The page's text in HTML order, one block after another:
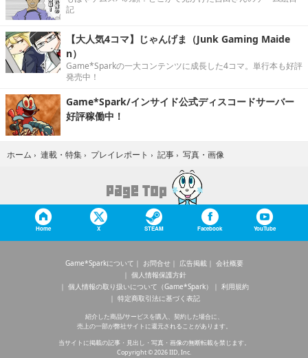
記
【大人気4コマ】じゃんげま（Junk Gaming Maide
n）
Game*Sparkの一大コンテンツに成長した4コマ。単行本も好評
発売中！
Game*Spark/インサイド公式ディスコードサーバー
好評稼働中！
ホーム › 連載・特集 › プレイレポート › 記事 › 写真・画像
Home X STEAM Facebook YouTube
Game*Sparkについて お問合せ 広告掲載
会社概要
個人情報保護方針
個人情報の取り扱いについて（Game*Spark）
利用規約
特定商取引法に基づく表記
紹介した商品/サービスを購入、契約した場合に、
売上の一部が弊社サイトに還元されることがあります。
当サイトに掲載の記事・見出し・写真・画像の無断転載を禁じます。
Copyright © 2026 IID, Inc.